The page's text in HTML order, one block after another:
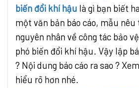
biến đổi khí hậu là gì bạn biết
một văn bản báo cáo, mẫu
nguyên nhân về công tác bảo
phó biến đổi khí hậu. Vậy lập
? Nội dung báo cáo ra sao ?
hiểu rõ hơn nhé.